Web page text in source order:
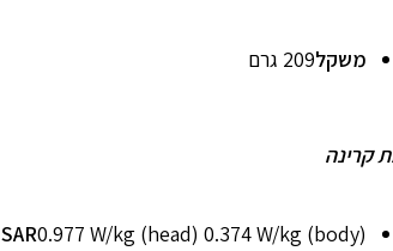
משקל209 גרם
קרינה
SAR0.977 W/kg (head) 0.374 W/kg (body)